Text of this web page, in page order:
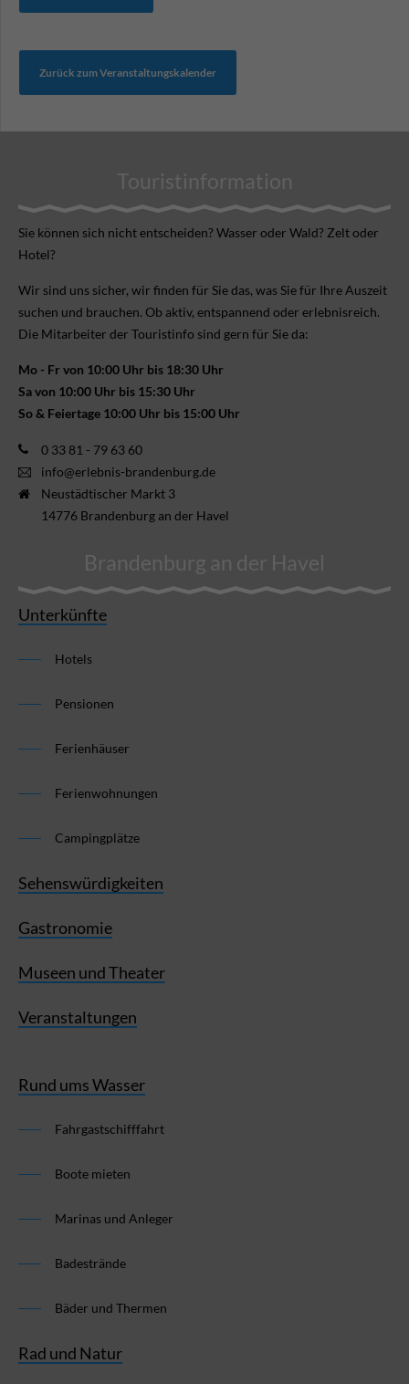
Zurück zum Veranstaltungskalender
Touristinformation
Sie können sich nicht ent­scheiden? Wasser oder Wald? Zelt oder
Hotel?
Wir sind uns sicher, wir finden für Sie das, was Sie für Ihre Aus­zeit
suchen und brauchen. Ob aktiv, ent­spannend oder erlebnis­reich.
Die Mitarbeiter der Touristinfo sind gern für Sie da:
Mo - Fr von 10:00 Uhr bis 18:30 Uhr
Sa von 10:00 Uhr bis 15:30 Uhr
So & Feiertage 10:00 Uhr bis 15:00 Uhr
0 33 81 - 79 63 60
info@erlebnis-brandenburg.de
Neustädtischer Markt 3
14776 Brandenburg an der Havel
Brandenburg an der Havel
Unterkünfte
Hotels
Pensionen
Ferienhäuser
Ferienwohnungen
Campingplätze
Sehenswürdigkeiten
Gastronomie
Museen und Theater
Veranstaltungen
Rund ums Wasser
Fahrgastschifffahrt
Boote mieten
Marinas und Anleger
Badestrände
Bäder und Thermen
Rad und Natur